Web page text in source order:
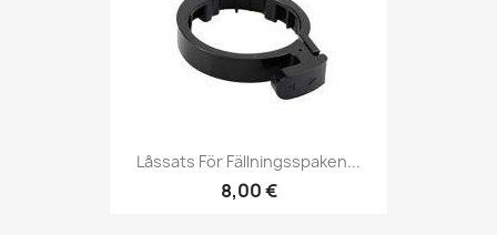
Låssats För Fällningsspaken...
8,00 €